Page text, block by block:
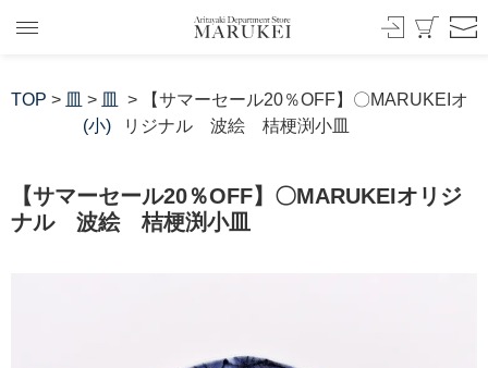
TOP > 皿 > 皿
(小)
> 【サマーセール20％OFF】〇MARUKEIオ
リジナル 波絵 桔梗渕小皿
【サマーセール20％OFF】〇MARUKEIオリジ
ナル 波絵 桔梗渕小皿